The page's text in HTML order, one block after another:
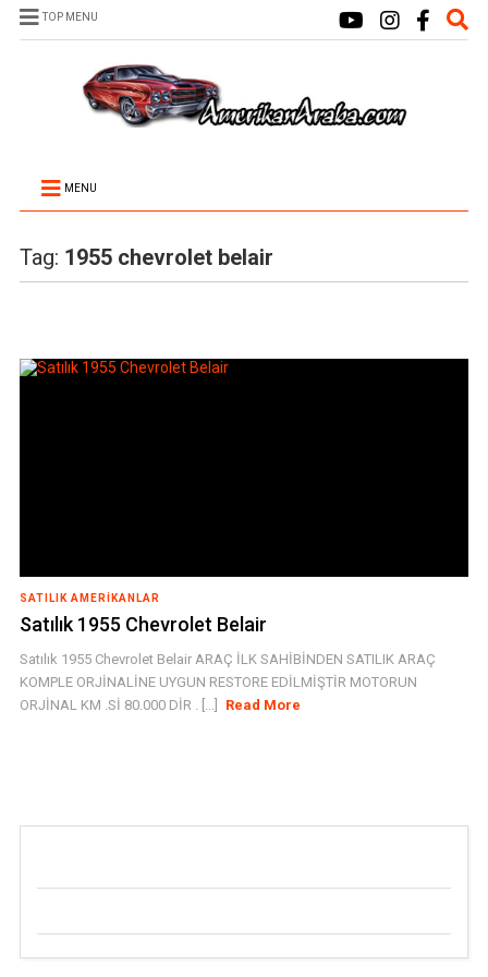
TOP MENU
MENU
Tag: 1955 chevrolet belair
SATILIK AMERIKANLAR
Satılık 1955 Chevrolet Belair
Satılık 1955 Chevrolet Belair ARAÇ İLK SAHİBİNDEN SATILIK ARAÇ
KOMPLE ORJİNALİNE UYGUN RESTORE EDİLMİŞTİR MOTORUN
ORJİNAL KM .Sİ 80.000 DİR . [...]
Read More